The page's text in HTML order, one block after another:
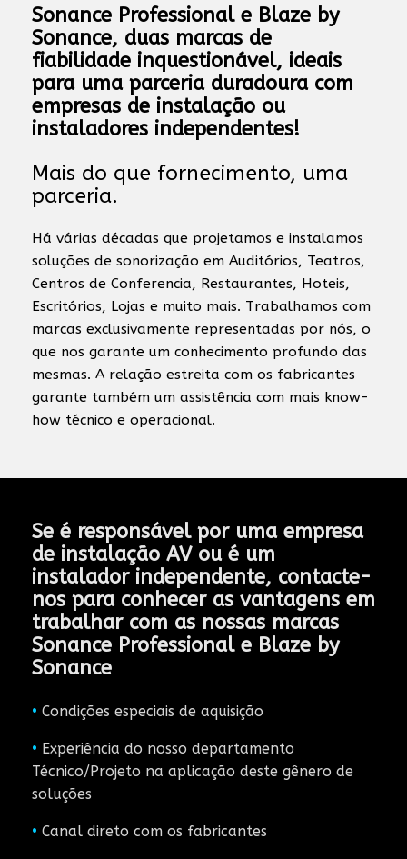
Sonance Professional e Blaze by
Sonance, duas marcas de
fiabilidade inquestionável, ideais
para uma parceria duradoura com
empresas de instalação ou
instaladores independentes!
Mais do que fornecimento, uma
parceria.
Há várias décadas que projetamos e instalamos
soluções de sonorização em Auditórios, Teatros,
Centros de Conferencia, Restaurantes, Hoteis,
Escritórios, Lojas e muito mais. Trabalhamos com
marcas exclusivamente representadas por nós, o
que nos garante um conhecimento profundo das
mesmas. A relação estreita com os fabricantes
garante também um assistência com mais know-
how técnico e operacional.
Se é responsável por uma empresa
de instalação AV ou é um
instalador independente, contacte-
nos para conhecer as vantagens em
trabalhar com as nossas marcas
Sonance Professional e Blaze by
Sonance
• Condições especiais de aquisição
• Experiência do nosso departamento
Técnico/Projeto na aplicação deste gênero de
soluções
• Canal direto com os fabricantes